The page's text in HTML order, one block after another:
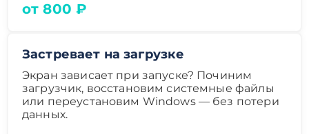
от 800 ₽
Застревает на загрузке
Экран зависает при запуске? Починим
загрузчик, восстановим системные файлы
или переустановим Windows — без потери
данных.